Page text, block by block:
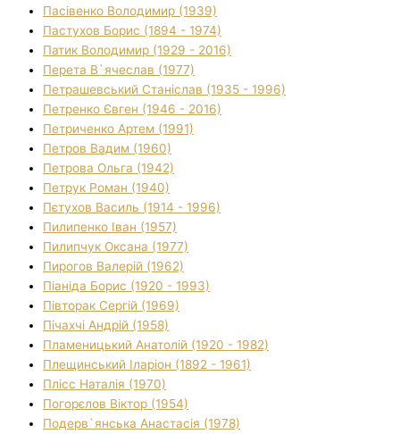
Пасівенко Володимир (1939)
Пастухов Борис (1894 - 1974)
Патик Володимир (1929 - 2016)
Перета В`ячеслав (1977)
Петрашевський Станіслав (1935 - 1996)
Петренко Євген (1946 - 2016)
Петриченко Артем (1991)
Петров Вадим (1960)
Петрова Ольга (1942)
Петрук Роман (1940)
Пєтухов Василь (1914 - 1996)
Пилипенко Іван (1957)
Пилипчук Оксана (1977)
Пирогов Валерій (1962)
Піаніда Борис (1920 - 1993)
Півторак Сергій (1969)
Пічахчі Андрій (1958)
Пламеницький Анатолій (1920 - 1982)
Плещинський Іларіон (1892 - 1961)
Плісс Наталія (1970)
Погорєлов Віктор (1954)
Подерв`янська Анастасія (1978)